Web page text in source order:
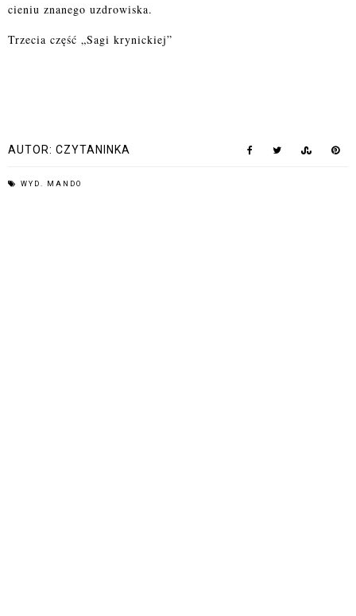
cieniu znanego uzdrowiska.
Trzecia część „Sagi krynickiej”
AUTOR: CZYTANINKA
WYD. MANDO